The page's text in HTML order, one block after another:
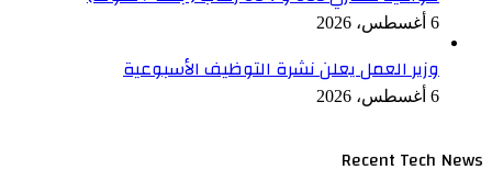
6 أغسطس، 2026
وزير العمل يعلن نشرة التوظيف الأسبوعية
6 أغسطس، 2026
Recent Tech News